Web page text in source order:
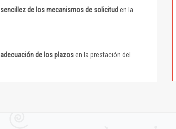
sencillez de los mecanismos de solicitud en la
adecuación de los plazosen la prestación del